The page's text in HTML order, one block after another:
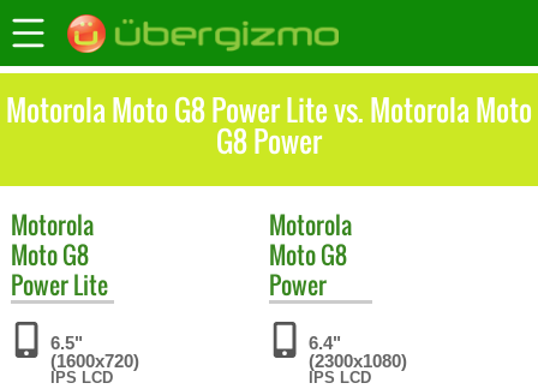
Motorola Moto G8 Power Lite vs. Motorola Moto
G8 Power
Motorola
Moto G8
Power Lite
6.5"
(1600x720)
IPS LCD
Motorola
Moto G8
Power
6.4"
(2300x1080)
IPS LCD